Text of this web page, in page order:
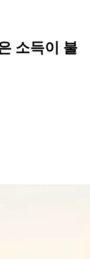
소득이 불